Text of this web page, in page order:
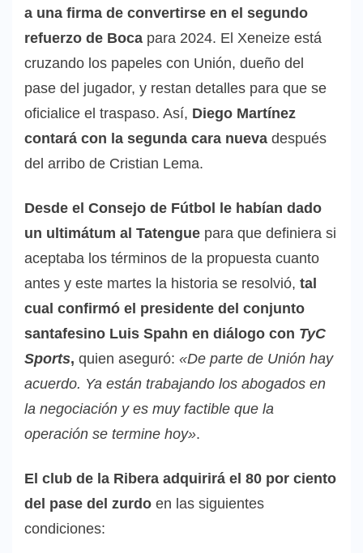
a una firma de convertirse en el segundo
refuerzo de Boca para 2024. El Xeneize está
cruzando los papeles con Unión, dueño del
pase del jugador, y restan detalles para que se
oficialice el traspaso. Así, Diego Martínez
contará con la segunda cara nueva después
del arribo de Cristian Lema.
Desde el Consejo de Fútbol le habían dado
un ultimátum al Tatengue para que definiera si
aceptaba los términos de la propuesta cuanto
antes y este martes la historia se resolvió, tal
cual confirmó el presidente del conjunto
santafesino Luis Spahn en diálogo con TyC
Sports, quien aseguró: «De parte de Unión hay
acuerdo. Ya están trabajando los abogados en
la negociación y es muy factible que la
operación se termine hoy».
El club de la Ribera adquirirá el 80 por ciento
del pase del zurdo en las siguientes
condiciones: